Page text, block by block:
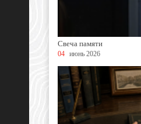
Свеча памяти
04 июнь 2026